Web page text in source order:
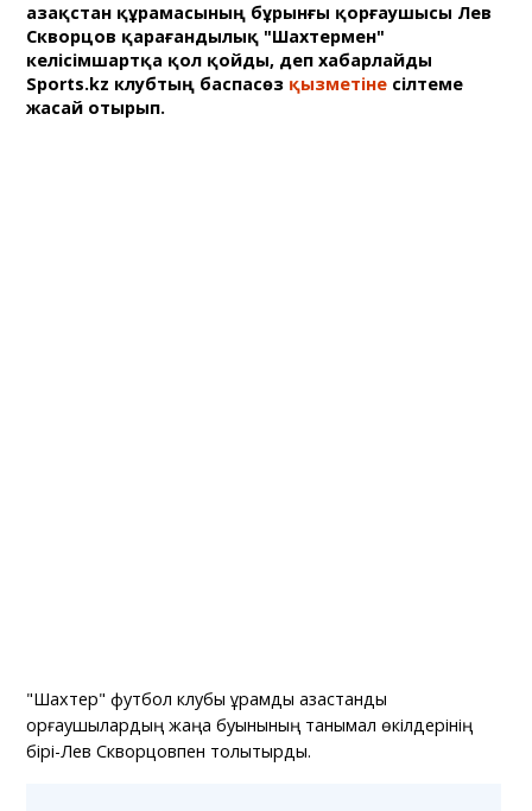
Қазақстан құрамасының бұрынғы қорғаушысы Лев
Скворцов қарағандылық "Шахтермен"
келісімшартқа қол қойды, деп хабарлайды
Sports.kz клубтың баспасөз қызметіне сілтеме
жасай отырып.
"Шахтер" футбол клубы құрамды қазақстандық
қорғаушылардың жаңа буынының танымал өкілдерінің
бірі-Лев Скворцовпен толықтырды.